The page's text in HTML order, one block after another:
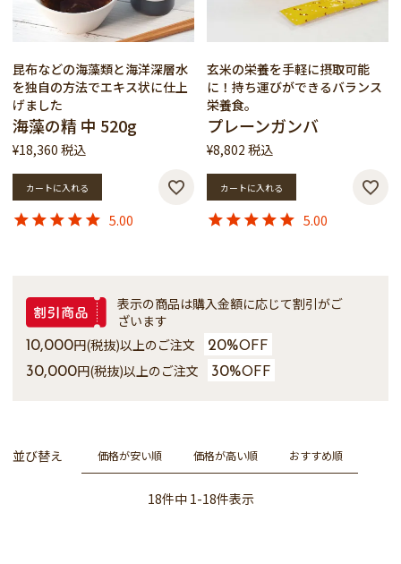
昆布などの海藻類と海洋深層水
を独自の方法でエキス状に仕上
げました
海藻の精 中 520g
¥18,360 税込
カートに入れる
5.00
玄米の栄養を手軽に摂取可能
に！持ち運びができるバランス
栄養食。
プレーンガンバ
¥8,802 税込
カートに入れる
5.00
表示の商品は購入金額に応じて割引がご
ざいます
10,000円(税抜)以上のご注文 20%OFF
30,000円(税抜)以上のご注文 30%OFF
並び替え 価格が安い順 価格が高い順 おすすめ順
18件中 1-18件表示